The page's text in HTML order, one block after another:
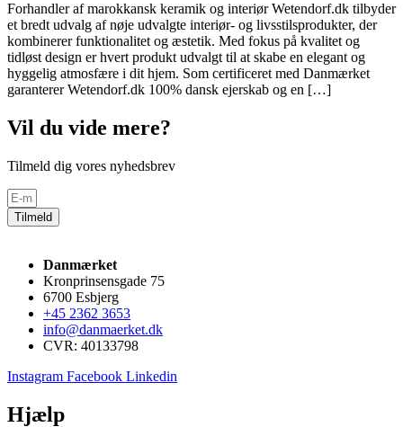
Forhandler af marokkansk keramik og interiør Wetendorf.dk tilbyder
et bredt udvalg af nøje udvalgte interiør- og livsstilsprodukter, der
kombinerer funktionalitet og æstetik. Med fokus på kvalitet og
tidløst design er hvert produkt udvalgt til at skabe en elegant og
hyggelig atmosfære i dit hjem. Som certificeret med Danmærket
garanterer Wetendorf.dk 100% dansk ejerskab og en […]
Vil du vide mere?
Tilmeld dig vores nyhedsbrev
Tilmeld
Danmærket
Kronprinsensgade 75
6700 Esbjerg
+45 2362 3653
info@danmaerket.dk
CVR: 40133798
Instagram Facebook Linkedin
Hjælp